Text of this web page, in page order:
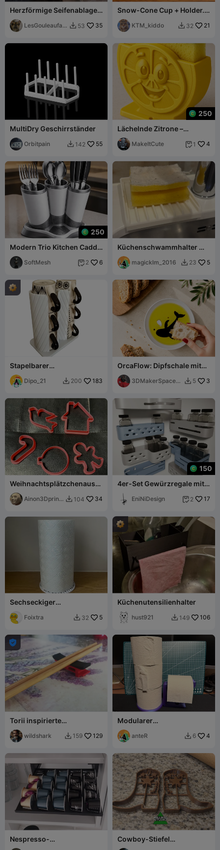
Herzförmige Seifenablage
mit Blume
LesGouleaufam  53 35
Snow-Cone Cup + Holder.
Filament efficient + easy to
print!KTM_kiddo  32 21
MultiDry Geschirrständer
Orbitpain  142 55
250
Lächelnde Zitrone –
Niedlicher Schwammhalter
für die Küche
MakeItCute  1 4
250
Modern Trio Kitchen Caddy
- Minimalist Cutlery &
Utensil Org
SoftMesh  2 6
Küchenschwammhalter mit
Ablauf für Unterbauspüle
magicklm_2016  23 5
Stapelbarer
Kaffeebecherhalter -
Küchenorganizer
Dipo_21  200 183
OrcaFlow: Dipfschale mit
variabler Tiefe und
Viskosität
3DMakerSpaceOf
 5 3
Weihnachtsplätzchenausst
echer Teil1
Ainon3Dprint
 104 34
150
4er-Set Gewürzregale mit
Schraubbefestigung🧂
EniNiDesign  2 17
Sechseckiger
Foixtra  32 5
Küchenutensilienhalter
hust921  149 106

Torii inspirierte
Essstäbchen /
Besteckablagehalter
wildshark  159 129
Modularer
Toilettenpapierständer / -
halteranteR  6 4
Nespresso-
Kapselschublade
Cowboy-Stiefel
Ausstechformen